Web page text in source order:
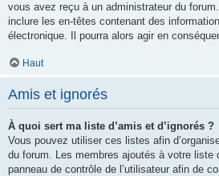
vous avez reçu à un administrateur du
inclure les en-têtes contenant des
électronique. Il pourra alors agir en
Haut
Amis et ignorés
À quoi sert ma liste d’amis et d’ignorés ?
Vous pouvez utiliser ces listes afin
du forum. Les membres ajoutés à votre liste
panneau de contrôle de l’utilisateur afin de